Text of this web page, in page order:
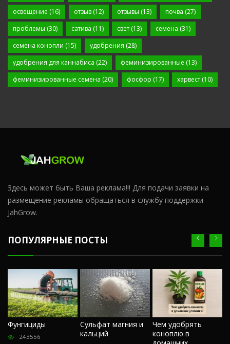
освещение (16) отзыв(12) отзывы (13) почва (27)
проблемы (30) сатива (11) свет (13) семена (31)
семена конопли (15) удобрения (28)
удобрения для каннабиса (22) феминизированные (13)
феминизированные семена (20) фосфор (17) харвест (10)
Здесь может быть Ваша реклама!!! Для подачи заявки на
размещение рекламы обращаться в службу поддержки
JahGrow.
ПОПУЛЯРНЫЕ ПОСТЫ
Фунгициды
243556
Сульфат магния и
кальций
Чем удобрять
коноплю в